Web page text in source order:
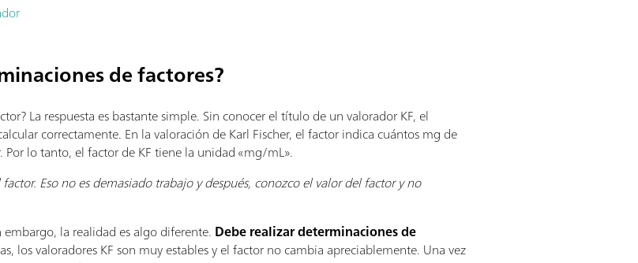
de factores?
La respuesta es bastante simple. Sin conocer el título de un valorador KF, el
correctamente. En la valoración de Karl Fischer, el factor indica cuántos mg de
lo tanto, el factor de KF tiene la unidad «mg/mL».
Eso no es demasiado trabajo y después, conozco el valor del factor y no
la realidad es algo diferente. Debe realizar determinaciones de
los valoradores KF son muy estables y el factor no cambia apreciablemente. Una vez